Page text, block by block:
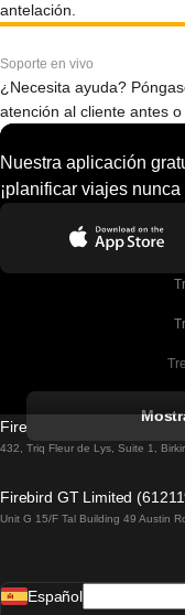
antelación.
Soporte en vivo
¿Necesita ayuda?
atención al cliente antes o
Nuestra aplicación
¡planificar viajes
Firebird GT Limited (OC
432, Triq Fleur de Lys, Suite 1,
Firebird GT Limited
Unit G 15/F Tal Building 49 Austin
Español